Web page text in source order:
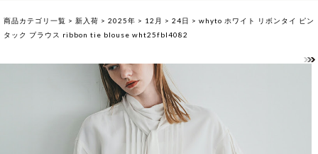
商品カテゴリ一覧 > 新入荷 > 2025年 > 12月 > 24日 > whyto ホワイト リボンタイ ピン
タック ブラウス ribbon tie blouse wht25fbl4082